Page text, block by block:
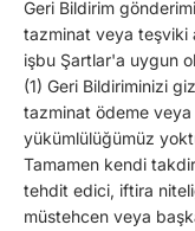
Geri Bildirim
tazminat veya teşviki
işbu Şartlar'a uygun
(1) Geri Bildiriminizi
tazminat ödeme veya
yükümlülüğümüz
Tamamen kendi
tehdit edici, iftira
müstehcen veya